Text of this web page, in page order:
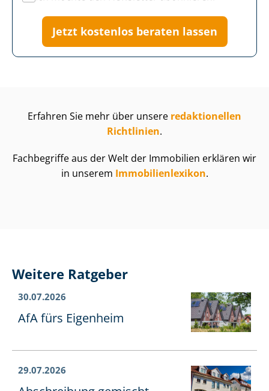
Jetzt kostenlos beraten lassen
Erfahren Sie mehr über unsere redaktionellen
Richtlinien.
Fachbegriffe aus der Welt der Immobilien erklären wir
in unserem Im­mo­bi­li­en­le­xi­kon.
Weitere Ratgeber
30.07.2026
AfA fürs Eigenheim
29.07.2026